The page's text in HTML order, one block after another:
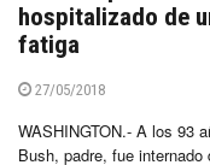
hospitalizado de
fatiga
27/05/2018
WASHINGTON.- A los 93
Bush, padre, fue